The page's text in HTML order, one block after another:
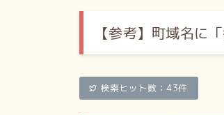
【参考】 町域名に
検索ヒット数：43件